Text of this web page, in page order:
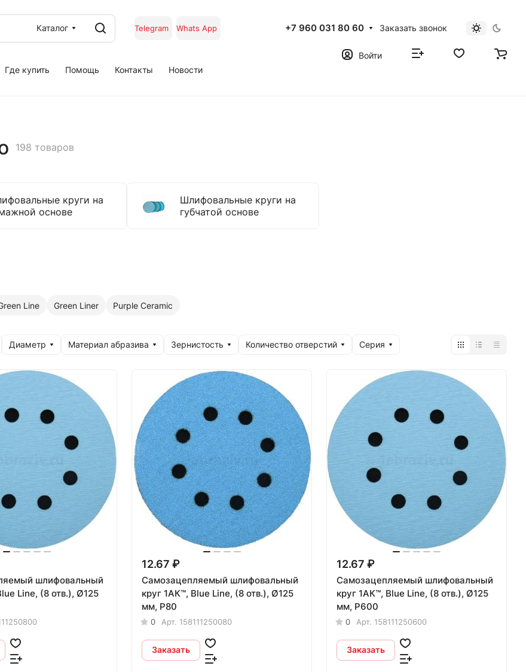
Каталог Telegram Whats App +7 960 031 80 60 Заказать звонок
Где купить Помощь Контакты Новости
Войти
198 товаров
круги на
основе
Шлифовальные круги на
губчатой основе
Line Green Liner Purple Сeramic
Диаметр Материал абразива Зернистость Количество отверстий Серия
шлифовальный
12.67 ₽
Самозацепляемый шлифовальный
круг 1АК™, Blue Line, (8 отв.), Ø125
мм, Р80
0 Арт. 158111250080
Заказать
12.67 ₽
Самозацепляемый шлифовальный
круг 1АК™, Blue Line, (8 отв.), Ø125
мм, Р600
0 Арт. 158111250600
Заказать